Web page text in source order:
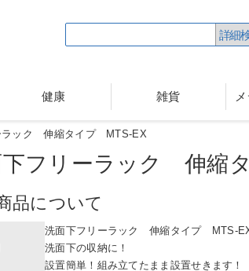
詳細
健康 雑貨
ラック 伸縮タイプ MTS-EX
下フリーラック 伸縮
品について
洗面下フリーラック 伸縮タイプ MTS-
洗面下の収納に！
設置簡単！組み立てたまま設置せきます！